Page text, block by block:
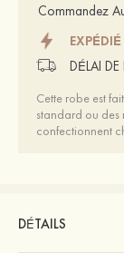
Commandez
DÉLAI
Cette robe est
standard ou des
confectionnent
DÉTAILS